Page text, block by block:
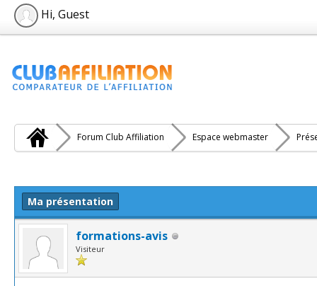
Hi, Guest
Forum Club Affiliation Espace webmaster
Ma présentation
formations-avis
Visiteur